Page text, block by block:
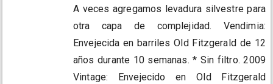
A veces agregamos levadura silvestre para
otra capa de complejidad. Vendimia:
Envejecida en barriles Old Fitzgerald de 12
años durante 10 semanas. * Sin filtro. 2009
Vintage: Envejecido en Old Fitzgerald